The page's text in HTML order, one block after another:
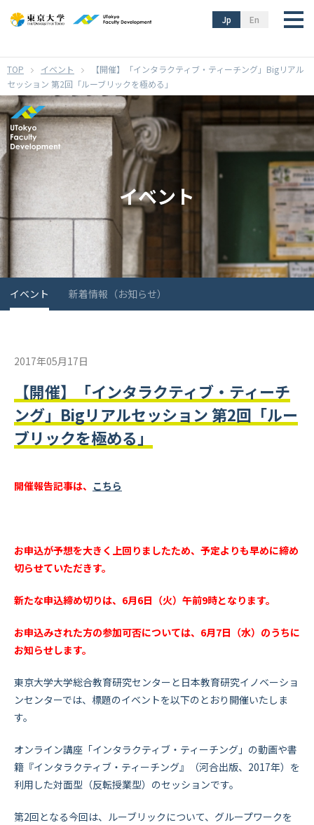
En
Jp
イベント
【開催】「インタラクティブ・ティーチング」Bigリアル
セッション 第2回「ルーブリックを極める」
イベント
イベント 新着情報（お知らせ）
2017年05月17日
【開催】「インタラクティブ・ティーチ
ング」Bigリアルセッション 第2回「ルー
ブリックを極める」
開催報告記事は、 こちら
お申込が予想を大きく上回りましたため、予定よりも早めに締め
切らせていただきす。
新たな申込締め切りは、6月6日（火）午前9時となります。
お申込みされた方の参加可否については、6月7日（水）のうちに
お知らせします。
東京大学大学総合教育研究センターと日本教育研究イノベーショ
ンセンターでは、標題のイベントを以下のとおり開催いたしま
す。
オンライン講座「インタラクティブ・ティーチング」の動画や書
籍 『インタラクティブ・ティーチング』（河合出版、2017年） を
利用した対面型（反転授業型）のセッションです。
第2回となる今回は、ルーブリックについて、グループワークを